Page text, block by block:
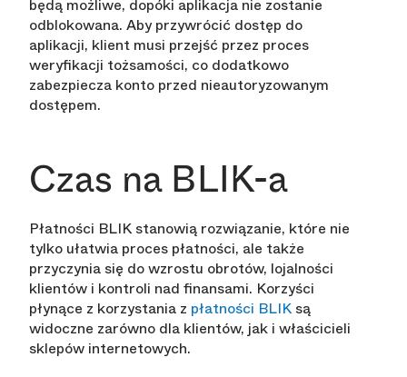
będą możliwe, dopóki aplikacja nie zostanie
odblokowana. Aby przywrócić dostęp do
aplikacji, klient musi przejść przez proces
weryfikacji tożsamości, co dodatkowo
zabezpiecza konto przed nieautoryzowanym
dostępem.
Czas na BLIK-a
Płatności BLIK stanowią rozwiązanie, które nie
tylko ułatwia proces płatności, ale także
przyczynia się do wzrostu obrotów, lojalności
klientów i kontroli nad finansami. Korzyści
płynące z korzystania z płatności BLIKsą
widoczne zarówno dla klientów, jak i właścicieli
sklepów internetowych.